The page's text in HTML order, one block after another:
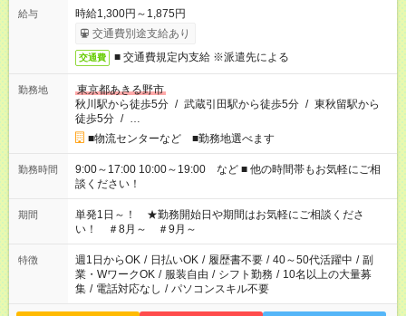
給与
時給1,300円～1,875円
交通費別途支給あり
交通費 ■ 交通費規定内支給 ※派遣先による
勤務地
東京都あきる野市
秋川駅から徒歩5分 / 武蔵引田駅から徒歩5分 / 東秋留駅から
徒歩5分 / …
■物流センターなど ■勤務地選べます
勤務時間
9:00～17:00 10:00～19:00 など ■ 他の時間帯もお気軽にご相
談ください！
期間
単発1日～！ ★勤務開始日や期間はお気軽にご相談くださ
い！ ＃8月～ ＃9月～
特徴 週1日からOK / 日払いOK / 履歴書不要 / 40～50代活躍中 / 副
業・WワークOK / 服装自由 / シフト勤務 / 10名以上の大量募
集 / 電話対応なし / パソコンスキル不要